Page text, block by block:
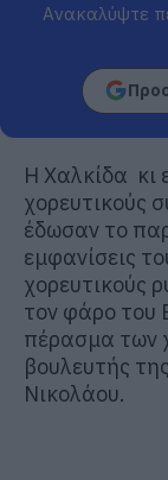
Ανακαλύψτε
H Χαλκίδα κι
χορευτικούς
έδωσαν το
εμφανίσεις
χορευτικούς
τον φάρο του
πέρασμα των
βουλευτής
Νικολάου.